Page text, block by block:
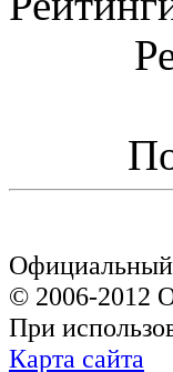
Официальный
© 2006-2012
При
Карта сайта